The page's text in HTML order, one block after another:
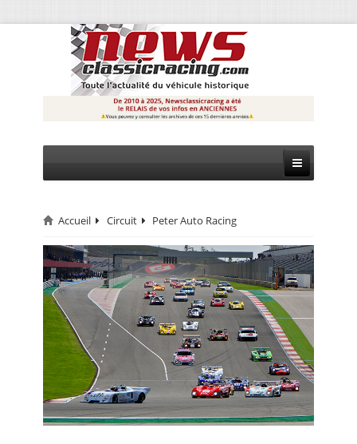
CIRCUIT
RALLYE
MONTAGNE
EVÈNEMENTS
CALENDRIER
FOCUS
Accueil Circuit Peter Auto Racing